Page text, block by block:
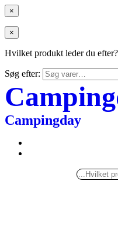
×
×
Hvilket produkt leder du efter?
Søg efter:
Campingday